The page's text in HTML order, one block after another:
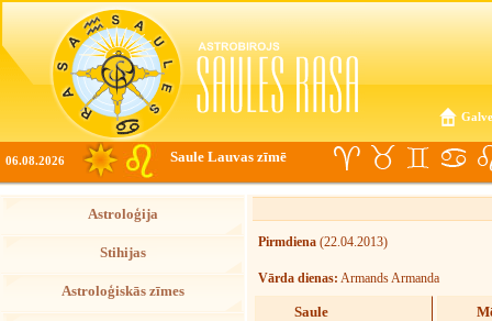
06.08.2026 Saule Lauvas zīmē
Astroloģija
Stihijas
Astroloģiskās zīmes
Pirmdiena (22.04.2013)
Vārda dienas: Armands Armanda
Saule